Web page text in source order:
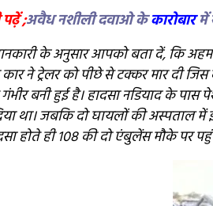
पढ़ें ;अवैध नशीली दवाओ केकारोबारमें
जानकारी के अनुसार आपको बता दें, कि
कार ने ट्रेलर को पीछे से टक्कर मार दी
बनी हुई है।हादसा नडियाद के पास
था। जबकि दो घायलों की अस्पताल
होते ही 108 की दो एंबुलेंस मौके पर